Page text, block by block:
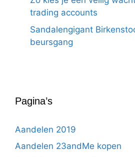
trading accounts
Sandalengigant
beursgang
Pagina’s
Aandelen 2019
Aandelen 23andMe kopen